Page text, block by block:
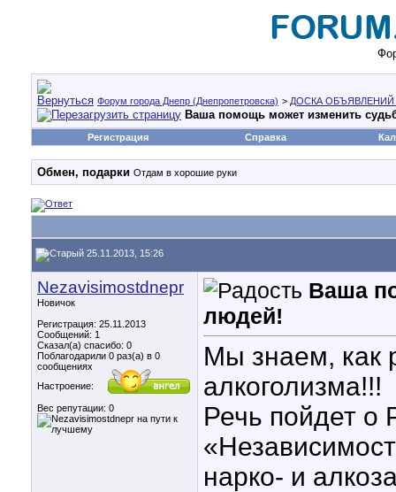
Форум города Днепр (Днепропетровска) > ДОСКА ОБЪЯВЛЕНИЙ
Ваша помощь может изменить
Регистрация Справка
Обмен, подарки Отдам в хорошие руки
25.11.2013, 15:26
Nezavisimostdnepr
Новичок
Регистрация: 25.11.2013
Сообщений: 1
Сказал(а) спасибо: 0
Поблагодарили 0 раз(а) в 0
сообщениях
Настроение:
Вес репутации: 0
Ваша
людей!
Мы знаем, как
алкоголизма!!!
Речь пойдет о
нарко- и